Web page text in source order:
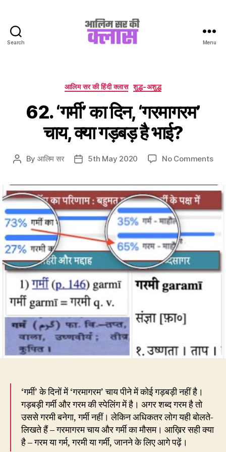
Search
Class
Menu
Categories
आलिम सर की हिंदी क्लास शुद्ध-अशुद्ध
62. ‘गर्मी’ का दिन, ‘गरमागरम’
चाय, क्या गड़बड़ है भाई?
Post
By आलिम सर
Post5th May 2020 No Commentson
का
क्या
भाई?
‘गर्मी’ के दिनों में ‘गरमागरम’ चाय पीने में कोई गड़बड़ी नहीं है।
गड़बड़ी गर्मी और गरम की स्पेलिंग में है। अगर शब्द गरम है तो
उससे गरमी बनेगा, गर्मी नहीं। लेकिन अधिकतर लोग यही बोलते-
लिखते हैं – गरमागरम चाय और गर्मी का मौसम। आख़िर सही क्या
है – गरम या गर्म, गरमी या गर्मी, जानने के लिए आगे पढ़ें।